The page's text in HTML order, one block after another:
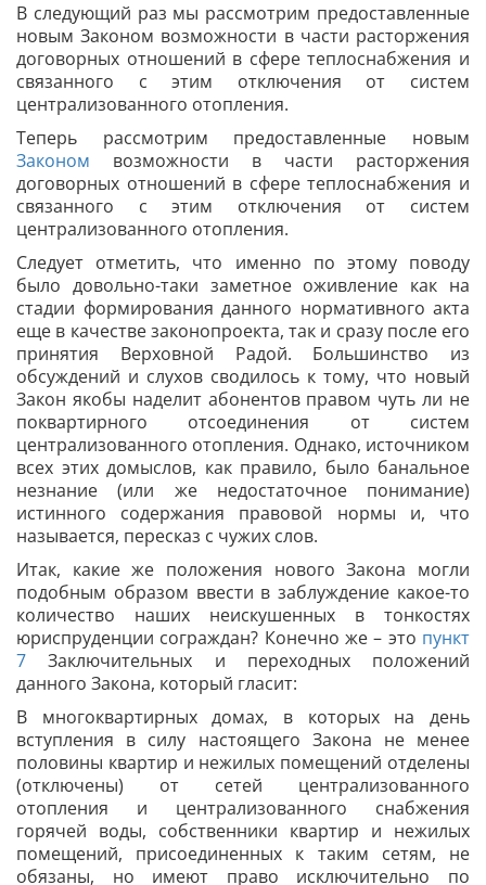
В следующий раз мы рассмотрим предоставленные
новым Законом возможности в части расторжения
договорных отношений в сфере теплоснабжения и
связанного с этим отключения от систем
централизованного отопления.
Теперь рассмотрим предоставленные новым
Законом возможности в части расторжения
договорных отношений в сфере теплоснабжения и
связанного с этим отключения от систем
централизованного отопления.
Следует отметить, что именно по этому поводу
было довольно-таки заметное оживление как на
стадии формирования данного нормативного акта
еще в качестве законопроекта, так и сразу после его
принятия Верховной Радой. Большинство из
обсуждений и слухов сводилось к тому, что новый
Закон якобы наделит абонентов правом чуть ли не
поквартирного отсоединения от систем
централизованного отопления. Однако, источником
всех этих домыслов, как правило, было банальное
незнание (или же недостаточное понимание)
истинного содержания правовой нормы и, что
называется, пересказ с чужих слов.
Итак, какие же положения нового Закона могли
подобным образом ввести в заблуждение какое-то
количество наших неискушенных в тонкостях
юриспруденции сограждан? Конечно же – это пункт
7 Заключительных и переходных положений
данного Закона, который гласит:
В многоквартирных домах, в которых на день
вступления в силу настоящего Закона не менее
половины квартир и нежилых помещений отделены
(отключены) от сетей централизованного
отопления и централизованного снабжения
горячей воды, собственники квартир и нежилых
помещений, присоединенных к таким сетям, не
обязаны, но имеют право исключительно по